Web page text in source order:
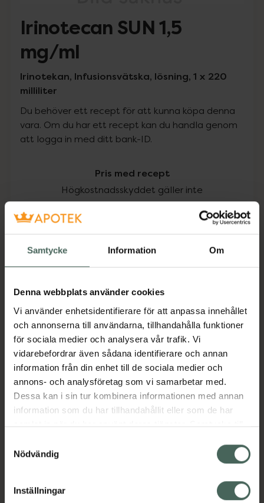
Samtycke Information Om
Denna webbplats använder cookies
Vi använder enhetsidentifierare för att anpassa innehållet
och annonserna till användarna, tillhandahålla funktioner
för sociala medier och analysera vår trafik. Vi
vidarebefordrar även sådana identifierare och annan
information från din enhet till de sociala medier och
annons- och analysföretag som vi samarbetar med.
Dessa kan i sin tur kombinera informationen med annan
information som du har tillhandahållit eller som de har
samlat in när du har använt deras tjänster. Samtycke till
återkalla ditt samtycke via webbplatsens
cookieinställningar. Ett återkallat samtycke påverkar inte
lagligheten av behandling som skett innan återkallelsen.
Nödvändig
Inställningar
Irinotecan SUN 1,5
mg/ml
Irinotekan, Infusionsvätska, lösning, 1 x 220
milliliter
Du behöver ett recept för att kunna köpa denna
vara. Om du har ett recept kan du handla genom
att logga in med ditt bank-ID.
Pris med recept
Högkostnadsskyddet gäller inte
540,25 kr
I apotek: 540,25 kr
Aktuella erbjudanden
Beskrivning Dölj
EAN:08719323331471